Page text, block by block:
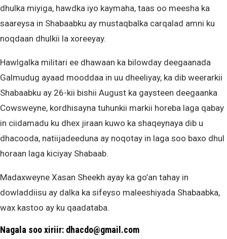
dhulka miyiga, hawdka iyo kaymaha, taas oo meesha ka
saareysa in Shabaabku ay mustaqbalka carqalad amni ku
noqdaan dhulkii la xoreeyay.
Hawlgalka militari ee dhawaan ka bilowday deegaanada
Galmudug ayaad mooddaa in uu dheeliyay, ka dib weerarkii
Shabaabku ay 26-kii bishii August ka gaysteen deegaanka
Cowsweyne, kordhisayna tuhunkii markii horeba laga qabay
in ciidamadu ku dhex jiraan kuwo ka shaqeynaya dib u
dhacooda, natiijadeeduna ay noqotay in laga soo baxo dhul
horaan laga kiciyay Shabaab.
Madaxweyne Xasan Sheekh ayay ka go’an tahay in
dowladdiisu ay dalka ka sifeyso maleeshiyada Shabaabka,
wax kastoo ay ku qaadataba.
Nagala soo xiriir: dhacdo@gmail.com